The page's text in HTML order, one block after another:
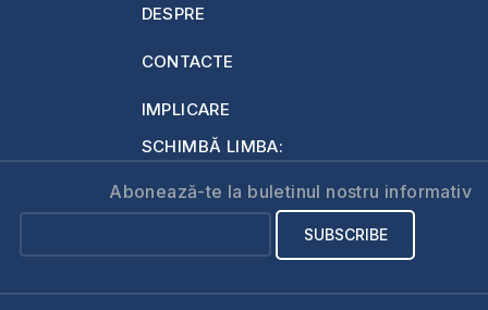
DESPRE
CONTACTE
IMPLICARE
SCHIMBĂ LIMBA:
Abonează-te la buletinul nostru informativ